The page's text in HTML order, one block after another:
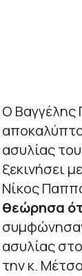
Ο Βαγγέλης
ασυλίας
ξεκινήσει
Νίκος
θεώρησα
ασυλίας
την κ.